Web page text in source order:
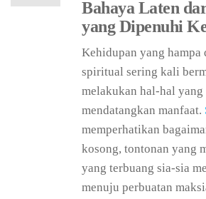
Bahaya Laten
yang Dipenuhi
Kehidupan yang
spiritual sering kali
melakukan hal-hal
mendatangkan manfaat.
memperhatikan
kosong, tontonan yang
yang terbuang sia-sia
menuju perbuatan